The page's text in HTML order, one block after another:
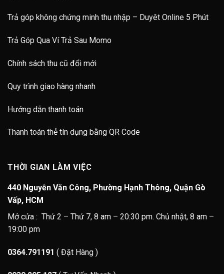
Trả góp không chứng minh thu nhập – Duyêt Online 5 Phút
Trả Góp Qua Ví Trả Sau Momo
Chính sách thu cũ đổi mới
Quy trình giao hàng nhanh
Hướng dẫn thanh toán
Thanh toán thẻ tín dụng bằng QR Code
THỜI GIAN LÀM VIỆC
440 Nguyễn Văn Công, Phường Hạnh Thông, Quận Gò
Vấp, HCM
Mở cửa : Thứ 2 – Thứ 7, 8 am – 20:30 pm. Chủ nhật, 8 am –
19:00 pm
0364.791191 ( Đặt Hàng )